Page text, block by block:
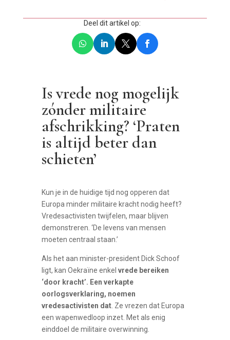
Deel dit artikel op:
Is vrede nog mogelijk
zónder militaire
afschrikking? ‘Praten
is altijd beter dan
schieten’
Kun je in de huidige tijd nog opperen dat
Europa minder militaire kracht nodig heeft?
Vredesactivisten twijfelen, maar blijven
demonstreren. ‘De levens van mensen
moeten centraal staan.’
Als het aan minister-president Dick Schoof
ligt, kan Oekraïne enkel vrede bereiken
‘door kracht’. Een verkapte
oorlogsverklaring, noemen
vredesactivisten dat. Ze vrezen dat Europa
een wapenwedloop inzet. Met als enig
einddoel de militaire overwinning.